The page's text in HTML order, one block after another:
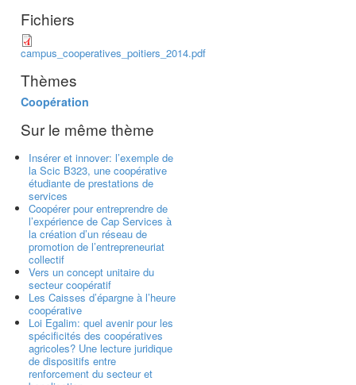
Fichiers
campus_cooperatives_poitiers_2014.pdf
Thèmes
Coopération
Sur le même thème
Insérer et innover: l’exemple de
la Scic B323, une coopérative
étudiante de prestations de
services
Coopérer pour entreprendre de
l’expérience de Cap Services à
la création d’un réseau de
promotion de l’entrepreneuriat
collectif
Vers un concept unitaire du
secteur coopératif
Les Caisses d’épargne à l’heure
coopérative
Loi Egalim: quel avenir pour les
spécificités des coopératives
agricoles? Une lecture juridique
de dispositifs entre
renforcement du secteur et